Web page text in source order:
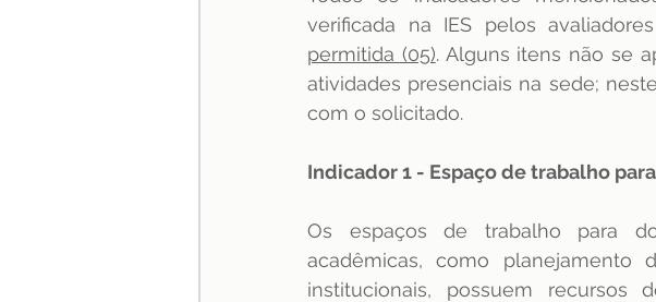
verificada na IES pelos
permitida (05). Alguns itens não se
atividades presenciais na sede;
com o solicitado.
Indicador 1 - Espaço de trabalho
Os espaços de trabalho para
acadêmicas, como planejamento
institucionais, possuem recursos